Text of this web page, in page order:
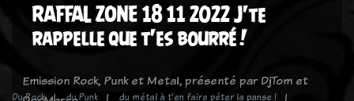
RAFFAL ZONE 18 11 2022 J'te
rappelle que t'es bourré !
Emission Rock, Punk et Metal, présenté par DjTom et
Du Rock du Punk
du métal à t'en faire péter la panse !